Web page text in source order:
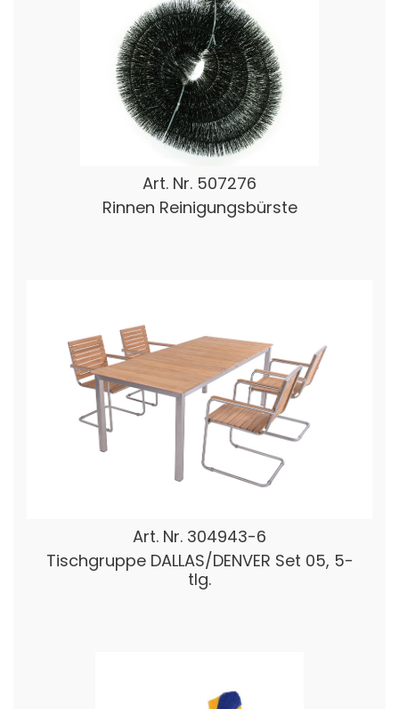
Art. Nr. 507276
Rinnen Reinigungsbürste
Art. Nr. 304943-6
Tischgruppe DALLAS/DENVER Set 05, 5-
tlg.